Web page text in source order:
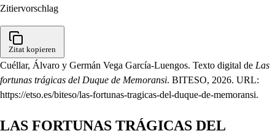
Zitiervorschlag
Zitat kopieren
Cuéllar, Álvaro y Germán Vega García-Luengos. Texto digital de Las
fortunas trágicas del Duque de Memoransi. BITESO, 2026. URL:
https://etso.es/biteso/las-fortunas-tragicas-del-duque-de-memoransi.
LAS FORTUNAS TRÁGICAS DEL